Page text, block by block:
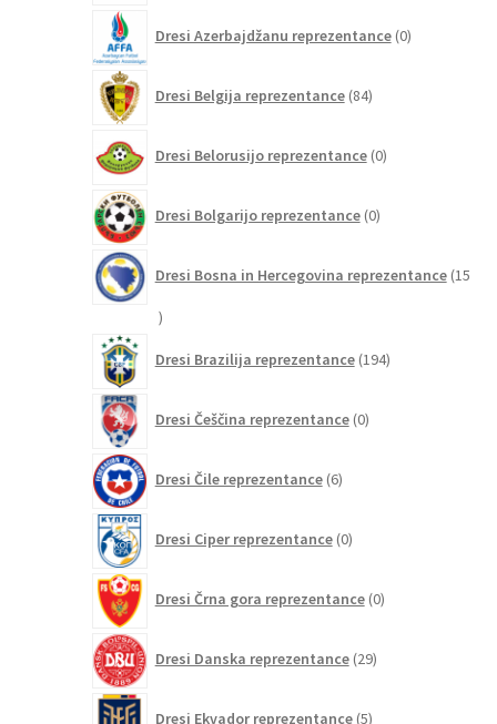
Dresi Azerbajdžanu reprezentance 0izdelkov
Dresi Belgija reprezentance 84izdelkov
Dresi Belorusijo reprezentance 0izdelkov
Dresi Bolgarijo reprezentance 0izdelkov
Dresi Bosna in Hercegovina reprezentance 15
15
Dresi Brazilija reprezentance 194izdelkov
Dresi Češčina reprezentance 0izdelkov
Dresi Čile reprezentance 6izdelkov
Dresi Ciper reprezentance 0izdelkov
Dresi Črna gora reprezentance 0izdelkov
Dresi Danska reprezentance 29izdelkov
Dresi Ekvador reprezentance 5